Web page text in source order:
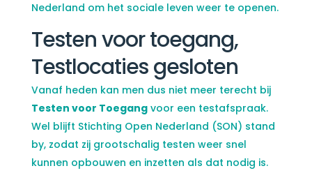
Nederland om het sociale leven weer te openen.
Testen voor toegang,
Testlocaties gesloten
Vanaf heden kan men dus niet meer terecht bij
Testen voor Toegangvoor een testafspraak.
Wel blijft Stichting Open Nederland (SON) stand
by, zodat zij grootschalig testen weer snel
kunnen opbouwen en inzetten als dat nodig is.